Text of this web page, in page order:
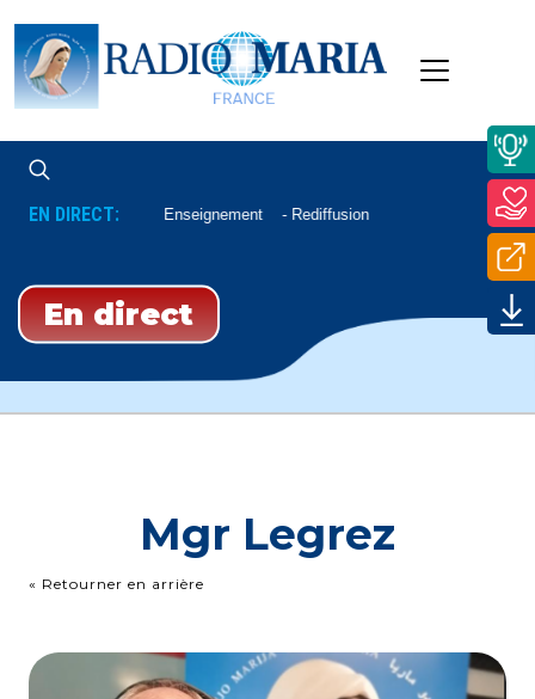
EN DIRECT: Enseignement Rediffusion
En direct
Mgr Legrez
« Retourner en arrière